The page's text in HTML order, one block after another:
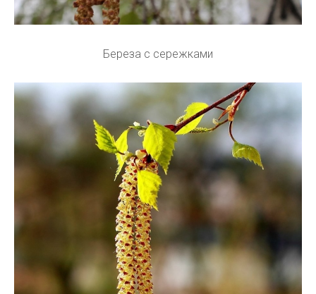
Береза с сережками